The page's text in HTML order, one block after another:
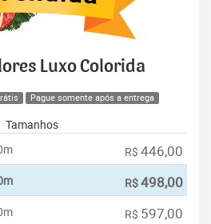
Luxo Colorida
Pague somente após a entrega
Tamanhos
R$ 446,00
R$498,00
R$ 597,00